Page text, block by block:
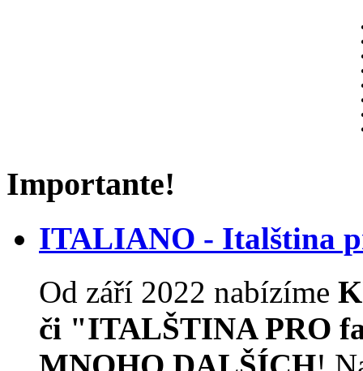
Importante!
ITALIANO - Italština
Od září 2022 nabízíme
či "ITALŠTINA PRO